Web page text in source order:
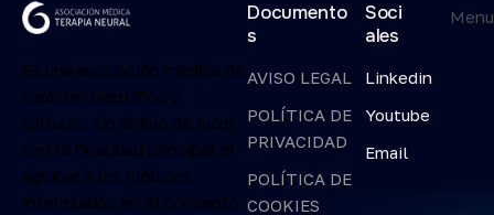
Es una asociación médica de
carácter científico y
cultural, sin ánimo de lucro,
con la finalidad principal el
agrupar a los médicos
interesados en el concepto
Documento
s
AVISO LEGAL
POLÍTICA DE
PRIVACIDAD
POLÍTICA DE
COOKIES
Soci
ales
Linkedin
Youtube
Email
Menu